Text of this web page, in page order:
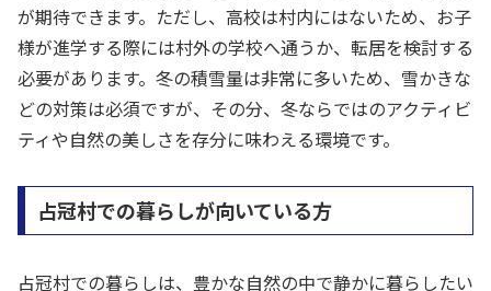
が期待できます。ただし、高校は村内にはないため、お子
様が進学する際には村外の学校へ通うか、転居を検討する
必要があります。冬の積雪量は非常に多いため、雪かきな
どの対策は必須ですが、その分、冬ならではのアクティビ
ティや自然の美しさを存分に味わえる環境です。
占冠村での暮らしが向いている方
占冠村での暮らしは、豊かな自然の中で静かに暮らしたい